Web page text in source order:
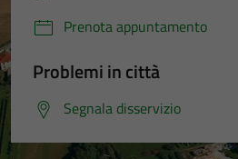
Prenota appuntamento
Problemi in città
Segnala disservizio